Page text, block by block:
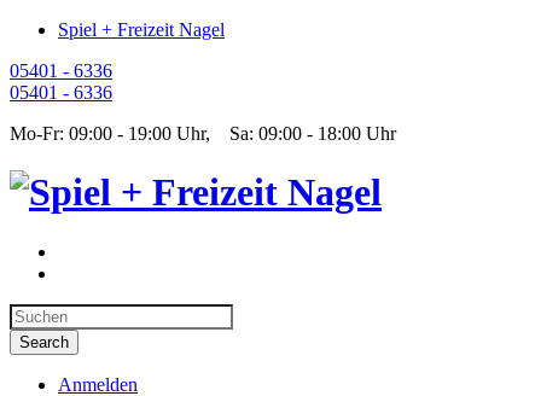
Spiel + Freizeit Nagel
05401 - 6336
05401 - 6336
Mo-Fr: 09:00 - 19:00 Uhr, Sa: 09:00 - 18:00 Uhr
Anmelden